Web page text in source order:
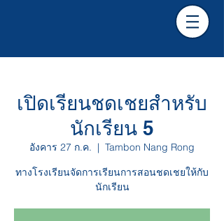
เปิดเรียนชดเชยสำหรับ
นักเรียน 5
อังคาร 27 ก.ค.
  |
Tambon Nang Rong
ทางโรงเรียนจัดการเรียนการสอนชดเชยให้กับ
นักเรียน